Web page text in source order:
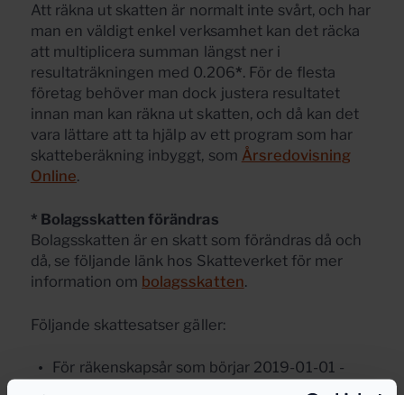
Att räkna ut skatten är normalt inte svårt, och har
man en väldigt enkel verksamhet kan det räcka
att multiplicera summan längst ner i
resultaträkningen med 0.206*. För de flesta
företag behöver man dock justera resultatet
innan man kan räkna ut skatten, och då kan det
vara lättare att ta hjälp av ett program som har
skatteberäkning inbyggt, som Årsredovisning
Online.
* Bolagsskatten förändras
Bolagsskatten är en skatt som förändras då och
då, se följande länk hos Skatteverket för mer
information om bolagsskatten.
Följande skattesatser gäller:
För räkenskapsår som börjar 2019-01-01 -